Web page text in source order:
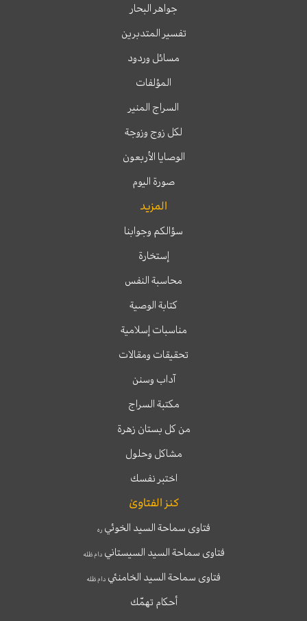
جواهر البحار
تفسير المتدبرين
مسائل وردود
المؤلفات
السراج المنير
لكل زوج وزوجة
الوصايا الأربعون
صورة اليوم
المزيد
سؤالكم وجوابنا
إستخارة
محاسبة النفس
كتابة الوصية
مناسبات إسلامية
تحقيقات ومقالات
آداب وسنن
مكتبة السراج
من كل بستان زهرة
مشاكل وحلول
اختبر نفسك
كنز الفتاوىٰ
فتاوى سماحة السيد الخوئيره
فتاوى سماحة السيد السيستانيدام ظله
فتاوى سماحة السيد الخامنئي دام ظله
أحكام تهمّك